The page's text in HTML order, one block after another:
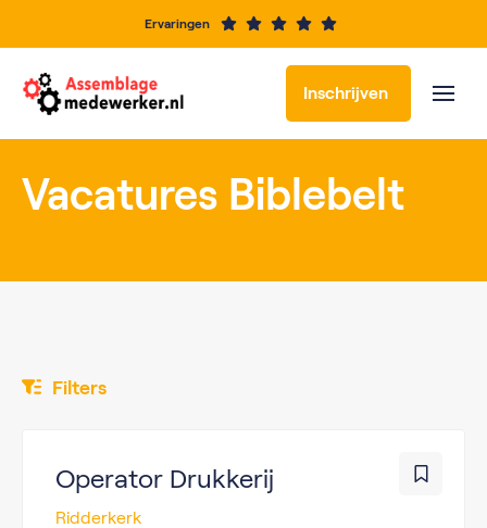
Ervaringen
Inschrijven
Vacatures Biblebelt
Filters
Operator Drukkerij
Ridderkerk